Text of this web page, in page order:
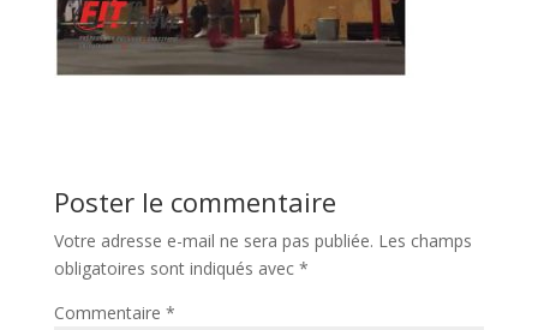
Poster le commentaire
Votre adresse e-mail ne sera pas publiée. Les champs
obligatoires sont indiqués avec *
Commentaire *